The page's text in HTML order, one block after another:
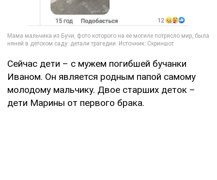
Сейчас дети – с мужем погибшей бучанки
Иваном. Он является родным папой самому
молодому мальчику. Двое старших деток –
дети Марины от первого брака.